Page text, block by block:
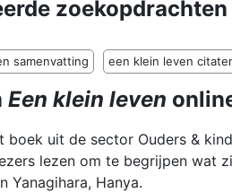
samenvatting een klein leven
Een klein leven
boek uit de sector Ouders &
lezen om te begrijpen wat
Yanagihara, Hanya.